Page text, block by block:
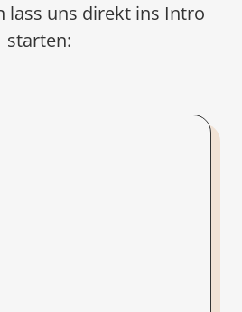
lass uns direkt ins Intro
starten: